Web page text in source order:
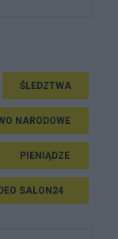
ŚLEDZTWA
NARODOWE
PIENIĄDZE
SALON24